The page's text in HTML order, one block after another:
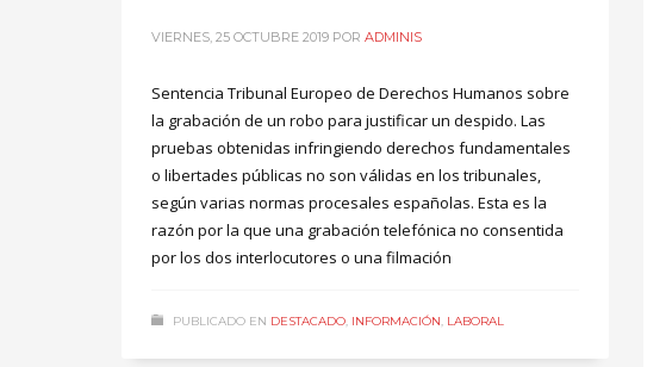
VIERNES, 25 OCTUBRE 2019 POR ADMINIS
Sentencia Tribunal Europeo de Derechos Humanos sobre
la grabación de un robo para justificar un despido. Las
pruebas obtenidas infringiendo derechos fundamentales
o libertades públicas no son válidas en los tribunales,
según varias normas procesales españolas. Esta es la
razón por la que una grabación telefónica no consentida
por los dos interlocutores o una filmación
PUBLICADO EN DESTACADO, INFORMACIÓN, LABORAL